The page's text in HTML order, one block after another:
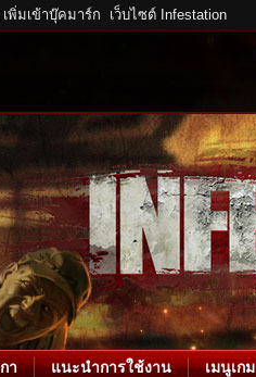
เพิ่มเข้าบุ๊คมาร์ก เว็บไซต์ Infestation
า แนะนำการใช้งาน เมนูเกม